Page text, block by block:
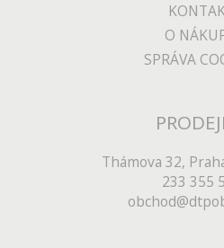
O
SPRÁVA
Thámova 32,
233 355